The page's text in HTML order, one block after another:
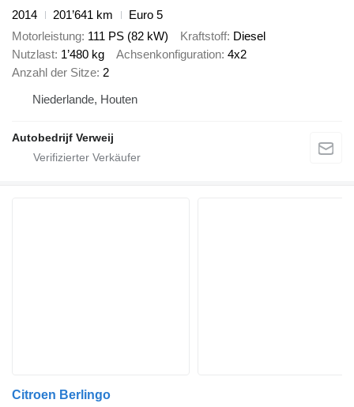
2014
201’641 km
Euro 5
Motorleistung 111 PS (82 kW) Kraftstoff Diesel
Nutzlast 1’480 kg Achsenkonfiguration 4x2
Anzahl der Sitze 2
Niederlande, Houten
Autobedrijf Verweij
Citroen Berlingo